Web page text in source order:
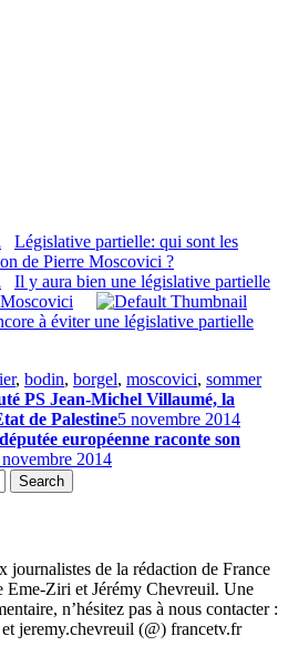
Législative partielle: qui sont les
de Pierre Moscovici ?
Il y aura bien une législative partielle
à éviter une législative partielle
, bodin, borgel, moscovici, sommer
PS Jean-Michel Villaumé, la
de Palestine5 novembre 2014
européenne raconte son
novembre 2014
journalistes de la rédaction de France
Eme-Ziri et Jérémy Chevreuil. Une
n’hésitez pas à nous contacter :
jeremy.chevreuil (@) francetv.fr